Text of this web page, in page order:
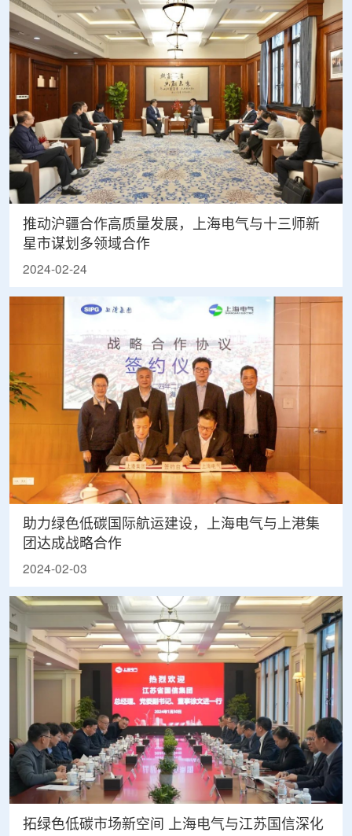
推动沪疆合作高质量发展，上海电气与十三师新
星市谋划多领域合作
2024-02-24
助力绿色低碳国际航运建设，上海电气与上港集
团达成战略合作
2024-02-03
拓绿色低碳市场新空间 上海电气与江苏国信深化